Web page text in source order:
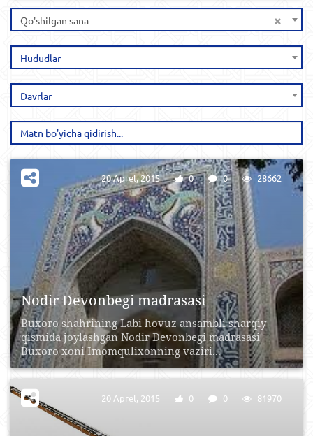
×
Qo'shilgan sana
Hududlar
Davrlar
Nodir Devonbegi madrasasi
Buxoro shahrining Labi hovuz ansambli sharqiy
qismida joylashgan Nodir Devonbegi madrasasi
Buxoro xoni Imomqulixonning vaziri...
20 Aprel, 2015 0 0 28662
20 Aprel, 2015 0 0 81970